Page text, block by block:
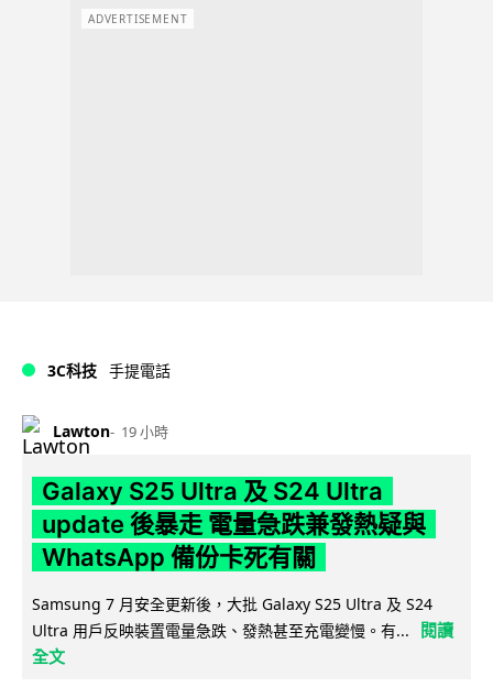
ADVERTISEMENT
3C科技 手提電話
Lawton 19 小時
Galaxy S25 Ultra 及 S24 Ultra
update 後暴走 電量急跌兼發熱疑與
WhatsApp 備份卡死有關
Samsung 7 月安全更新後，大批 Galaxy S25 Ultra 及 S24
Ultra 用戶反映裝置電量急跌、發熱甚至充電變慢。有...
閱讀
全文